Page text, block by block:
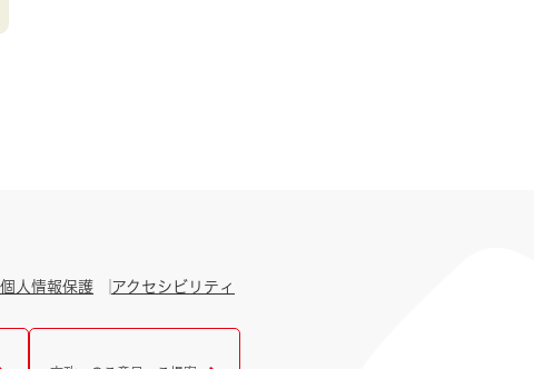
個人情報保護 アクセシビリティ